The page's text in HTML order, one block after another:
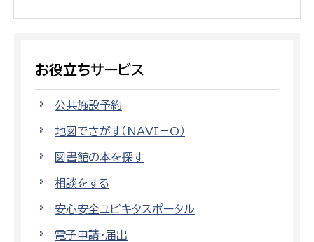
お役立ちサービス
公共施設予約
地図でさがす（NAVI－O）
図書館の本を探す
相談をする
安心安全ユビキタスポータル
電子申請・届出